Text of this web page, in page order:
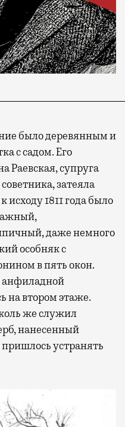
было деревянным и
с садом. Его
Раевская, супруга
затеяла
исходу 1811 года было
даже немного
особняк с
в пять окон.
анфиладной
на втором этаже.
же служил
нанесенный
пришлось устранять